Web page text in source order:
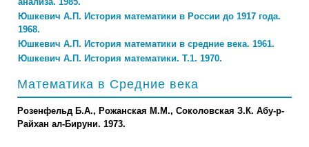
Юшкевич А.П. История математики в России до 1917 года.
1968.
Юшкевич А.П. История математики в средние века. 1961.
Юшкевич А.П. История математики. Т.1. 1970.
Математика в Средние века
Розенфельд Б.А., Рожанская М.М., Соколовская З.К. Абу-р-
Райхан ал-Бируни. 1973.